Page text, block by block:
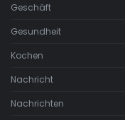
Geschäft
Gesundheit
Kochen
Nachricht
Nachrichten